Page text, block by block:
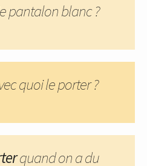
pantalon blanc ?
quoi le porter ?
quand on a du